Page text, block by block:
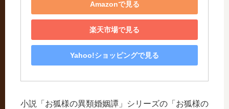
Amazonで見る
楽天市場で見る
Yahoo!ショッピングで見る
小説「お狐様の異類婚姻譚」シリーズの「お狐様の